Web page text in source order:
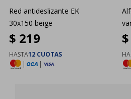
Red antideslizante EK
30x150 beige
$ 219
HASTA12 CUOTAS
|
|
$